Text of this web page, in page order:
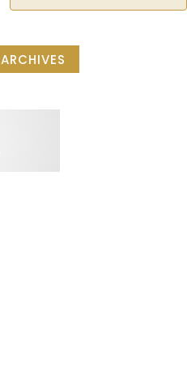
ARCHIVES